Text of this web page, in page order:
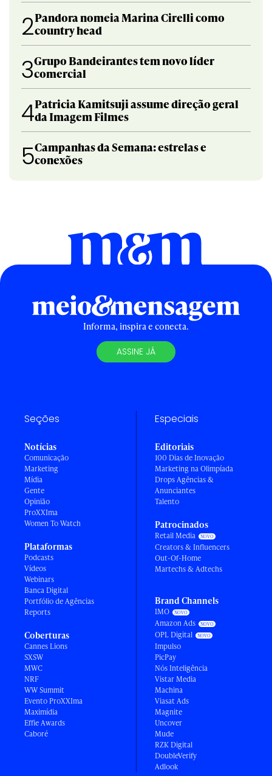
2Pandora nomeia Marina Cirelli como
country head
3Grupo Bandeirantes tem novo líder
comercial
4Patricia Kamitsuji assume direção geral
da Imagem Filmes
5Campanhas da Semana: estrelas e
conexões
Informa, inspira e conecta.
ASSINE JÁ
Seções
Notícias
Comunicação
Marketing
Mídia
Gente
Opinião
ProXXIma
Women To Watch
Plataformas
Podcasts
Vídeos
Webinars
Banca Digital
Portfólio de Agências
Reports
Coberturas
Cannes Lions
SXSW
MWC
NRF
WW Summit
Evento ProXXIma
Maximídia
Effie Awards
Caboré
Especiais
Editoriais
100 Dias de Inovação
Marketing na Olimpíada
Drops Agências &
Anunciantes
Talento
Patrocinados
Retail Media
Creators & Influencers
Out-Of-Home
Martechs & Adtechs
Brand Channels
IMO
Amazon Ads
OPL Digital
Impulso
PicPay
Nós Inteligência
Vistar Media
Machina
Viasat Ads
Magnite
Uncover
Mude
RZK Digital
DoubleVerify
Adlook